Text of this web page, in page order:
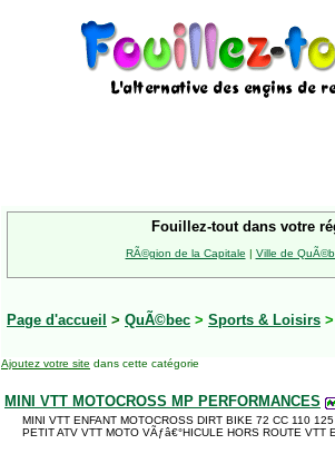
Fouillez-tout dans votre
RÃ©gion de la Capitale | Ville de
Page d'accueil > QuÃ©bec > Sports & Loisirs
Ajoutez votre site dans cette catégorie
MINI VTT MOTOCROSS MP PERFORMANCES
MINI VTT ENFANT MOTOCROSS DIRT BIKE 72 CC 110
PETIT ATV VTT MOTO VÃƒâ€°HICULE HORS ROUTE VTT